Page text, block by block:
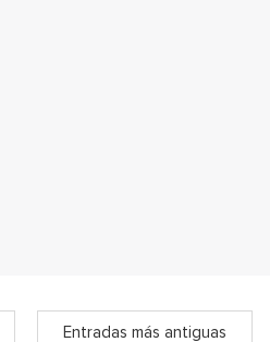
Entradas más antiguas